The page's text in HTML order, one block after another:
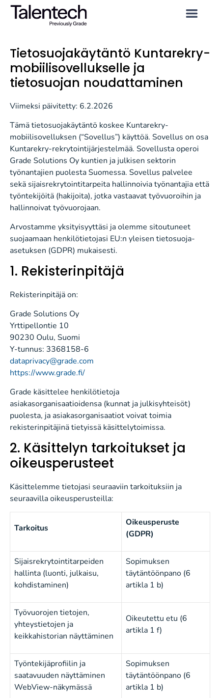
Tietosuojakäytäntö Kuntarekry-
mobiilisovellukselle ja
tietosuojan noudattaminen
Viimeksi päivitetty: 6.2.2026
Tämä tietosuojakäytäntö koskee Kuntarekry-
mobiilisovelluksen (“Sovellus”) käyttöä. Sovellus on osa
Kuntarekry-rekrytointijärjestelmää. Sovellusta operoi
Grade Solutions Oy kuntien ja julkisen sektorin
työnantajien puolesta Suomessa. Sovellus palvelee
sekä sijaisrekrytointitarpeita hallinnoivia työnantajia että
työntekijöitä (hakijoita), jotka vastaavat työvuoroihin ja
hallinnoivat työvuorojaan.
Arvostamme yksityisyyttäsi ja olemme sitoutuneet
suojaamaan henkilötietojasi EU:n yleisen tietosuoja-
asetuksen (GDPR) mukaisesti.
1. Rekisterinpitäjä
Rekisterinpitäjä on:
Grade Solutions Oy
Yrttipellontie 10
90230 Oulu, Suomi
Y-tunnus: 3368158-6
dataprivacy@grade.com
https://www.grade.fi/
Grade käsittelee henkilötietoja
asiakasorganisaatioidensa (kunnat ja julkisyhteisöt)
puolesta, ja asiakasorganisaatiot voivat toimia
rekisterinpitäjinä tietyissä käsittelytoimissa.
2. Käsittelyn tarkoitukset ja
oikeusperusteet
Käsittelemme tietojasi seuraaviin tarkoituksiin ja
seuraavilla oikeusperusteilla:
Tarkoitus
Oikeusperuste
(GDPR)
Sijaisrekrytointitarpeiden
hallinta (luonti, julkaisu,
kohdistaminen)
Sopimuksen
täytäntöönpano (6
artikla 1 b)
Työvuorojen tietojen,
yhteystietojen ja
keikkahistorian näyttäminen
Oikeutettu etu (6
artikla 1 f)
Työntekijäprofiilin ja
saatavuuden näyttäminen
WebView-näkymässä
Sopimuksen
täytäntöönpano (6
artikla 1 b)